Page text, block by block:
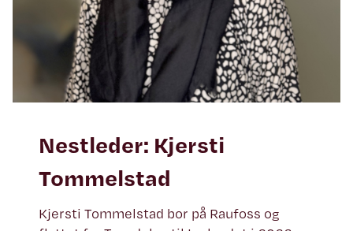
Nestleder: Kjersti
Tommelstad
Kjersti Tommelstad bor på Raufoss og